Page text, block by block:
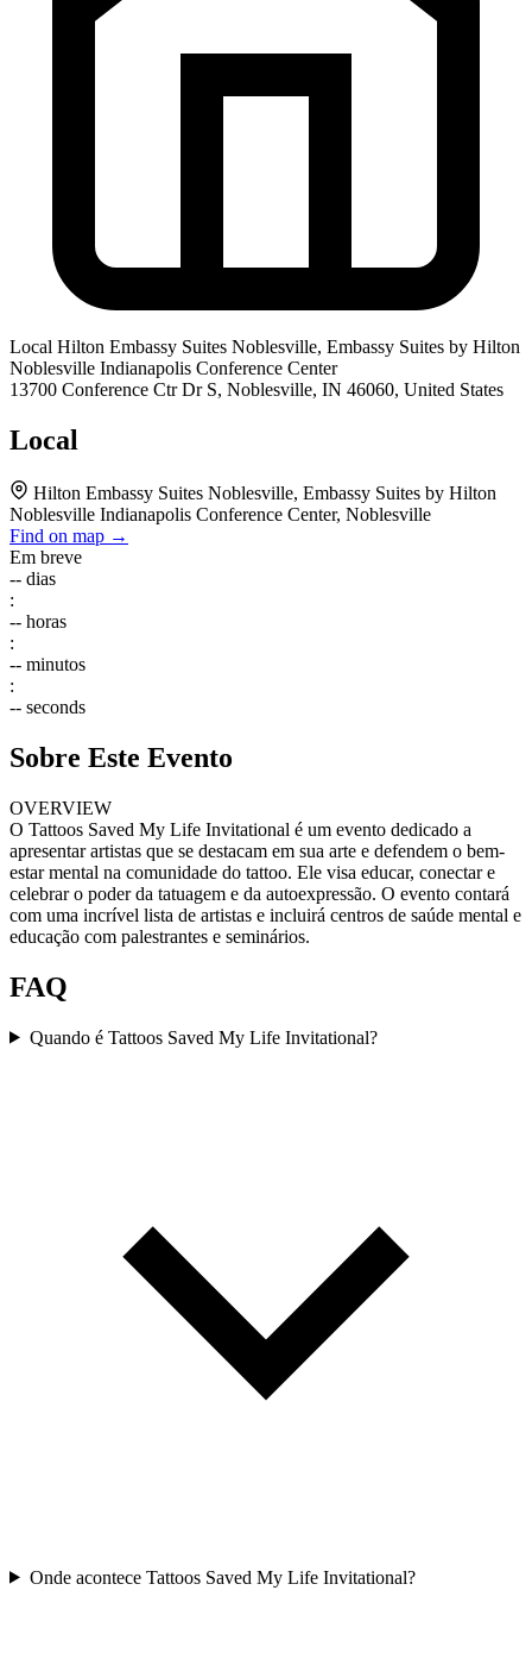
Local Hilton Embassy Suites Noblesville, Embassy Suites by Hilton
Noblesville Indianapolis Conference Center
13700 Conference Ctr Dr S, Noblesville, IN 46060, United States
Local
Hilton Embassy Suites Noblesville, Embassy Suites by Hilton
Noblesville Indianapolis Conference Center, Noblesville
Find on map →
Em breve
-- dias
:
-- horas
:
-- minutos
:
-- seconds
Sobre Este Evento
OVERVIEW
O Tattoos Saved My Life Invitational é um evento dedicado a
apresentar artistas que se destacam em sua arte e defendem o bem-
estar mental na comunidade do tattoo. Ele visa educar, conectar e
celebrar o poder da tatuagem e da autoexpressão. O evento contará
com uma incrível lista de artistas e incluirá centros de saúde mental e
educação com palestrantes e seminários.
FAQ
Quando é Tattoos Saved My Life Invitational?
Onde acontece Tattoos Saved My Life Invitational?